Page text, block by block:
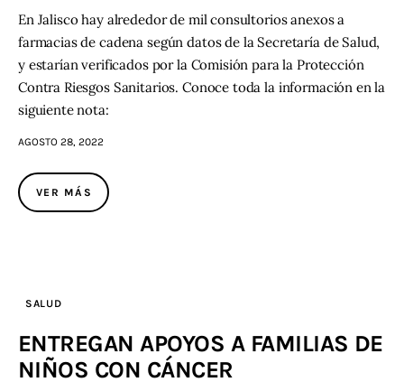
En Jalisco hay alrededor de mil consultorios anexos a
farmacias de cadena según datos de la Secretaría de Salud,
y estarían verificados por la Comisión para la Protección
Contra Riesgos Sanitarios. Conoce toda la información en la
siguiente nota:
AGOSTO 28, 2022
VER MÁS
SALUD
ENTREGAN APOYOS A FAMILIAS DE
NIÑOS CON CÁNCER